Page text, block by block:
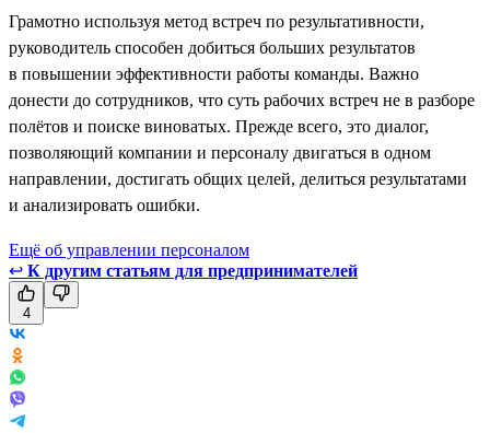
Грамотно используя метод встреч по результативности,
руководитель способен добиться больших результатов
в повышении эффективности работы команды. Важно
донести до сотрудников, что суть рабочих встреч не в разборе
полётов и поиске виноватых. Прежде всего, это диалог,
позволяющий компании и персоналу двигаться в одном
направлении, достигать общих целей, делиться результатами
и анализировать ошибки.
Ещё об управлении персоналом
↩ К другим статьям для предпринимателей
4